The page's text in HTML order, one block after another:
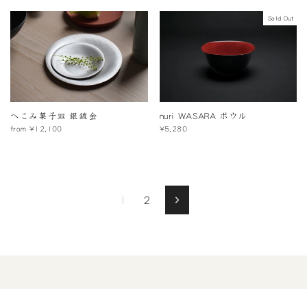
へこみ菓子皿 銀鍍金
from ¥12,100
Sold Out
nuri WASARA ボウル
¥5,280
1 2 Next